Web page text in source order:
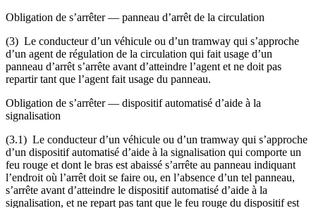
Obligation de s’arrêter — panneau d’arrêt de la circulation
(3) Le conducteur d’un véhicule ou d’un tramway qui s’approche
d’un agent de régulation de la circulation qui fait usage d’un
panneau d’arrêt s’arrête avant d’atteindre l’agent et ne doit pas
repartir tant que l’agent fait usage du panneau.
Obligation de s’arrêter — dispositif automatisé d’aide à la
signalisation
(3.1) Le conducteur d’un véhicule ou d’un tramway qui s’approche
d’un dispositif automatisé d’aide à la signalisation qui comporte un
feu rouge et dont le bras est abaissé s’arrête au panneau indiquant
l’endroit où l’arrêt doit se faire ou, en l’absence d’un tel panneau,
s’arrête avant d’atteindre le dispositif automatisé d’aide à la
signalisation, et ne repart pas tant que le feu rouge du dispositif est